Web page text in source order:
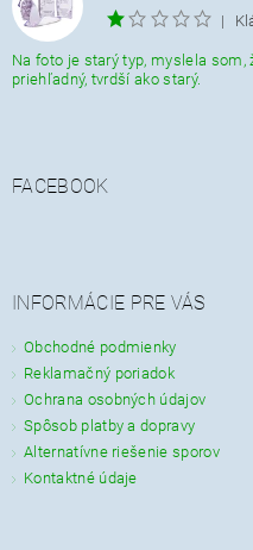
|
Na foto je starý typ, myslela som,
priehľadný, tvrdší ako starý.
FACEBOOK
INFORMÁCIE PRE VÁS
Obchodné podmienky
Reklamačný poriadok
Ochrana osobných údajov
Spôsob platby a dopravy
Alternatívne riešenie sporov
Kontaktné údaje